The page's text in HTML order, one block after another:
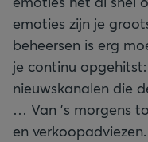
emoties zijn je
beheersen is erg
je continu
nieuwskanalen die
… Van ’s morgens
en